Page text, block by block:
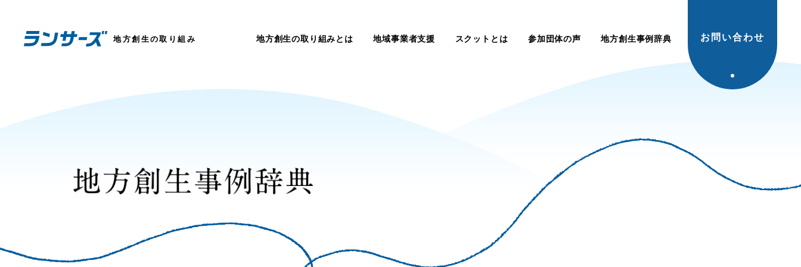
地方創生の取り組み 地方創生の取り組みとは 地域事業者支援 スクットとは 参加団体の声 地方創生事例辞典 お問い合わせ